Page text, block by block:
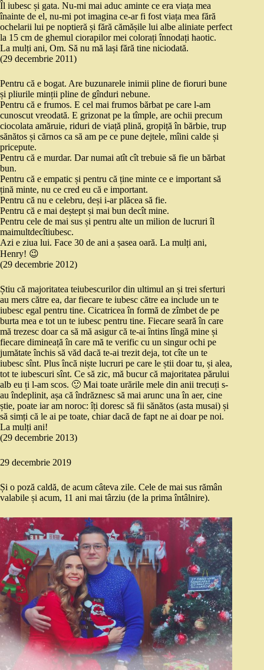
Îl iubesc și gata. Nu-mi mai aduc aminte ce era viața mea
înainte de el, nu-mi pot imagina ce-ar fi fost viața mea fără
ochelarii lui pe noptieră și fără cămășile lui albe aliniate perfect
la 15 cm de ghemul ciorapilor mei colorați înnodați haotic.
La mulți ani, Om. Să nu mă lași fără tine niciodată.
(29 decembrie 2011)
Pentru că e bogat. Are buzunarele inimii pline de fioruri bune
și pliurile minții pline de gînduri nebune.
Pentru că e frumos. E cel mai frumos bărbat pe care l-am
cunoscut vreodată. E grizonat pe la tîmple, are ochii precum
ciocolata amăruie, riduri de viață plină, gropiță în bărbie, trup
sănătos și cărnos ca să am pe ce pune dejtele, mîini calde și
pricepute.
Pentru că e murdar. Dar numai atît cît trebuie să fie un bărbat
bun.
Pentru că e empatic și pentru că ține minte ce e important să
țină minte, nu ce cred eu că e important.
Pentru că nu e celebru, deși i-ar plăcea să fie.
Pentru că e mai deștept și mai bun decît mine.
Pentru cele de mai sus și pentru alte un milion de lucruri îl
maimultdecîtiubesc.
Azi e ziua lui. Face 30 de ani a șasea oară. La mulți ani,
Henry! 😉
(29 decembrie 2012)
Știu că majoritatea teiubescurilor din ultimul an și trei sferturi
au mers către ea, dar fiecare te iubesc către ea include un te
iubesc egal pentru tine. Cicatricea în formă de zîmbet de pe
burta mea e tot un te iubesc pentru tine. Fiecare seară în care
mă trezesc doar ca să mă asigur că te-ai întins lîngă mine și
fiecare dimineață în care mă te verific cu un singur ochi pe
jumătate închis să văd dacă te-ai trezit deja, tot cîte un te
iubesc sînt. Plus încă niște lucruri pe care le știi doar tu, și alea,
tot te iubescuri sînt. Ce să zic, mă bucur că majoritatea părului
alb eu ți l-am scos. 🙂 Mai toate urările mele din anii trecuți s-
au îndeplinit, așa că îndrăznesc să mai arunc una în aer, cine
știe, poate iar am noroc: îți doresc să fii sănătos (asta musai) și
să simți că le ai pe toate, chiar dacă de fapt ne ai doar pe noi.
La mulți ani!
(29 decembrie 2013)
29 decembrie 2019
Și o poză caldă, de acum câteva zile. Cele de mai sus rămân
valabile și acum, 11 ani mai târziu (de la prima întâlnire).